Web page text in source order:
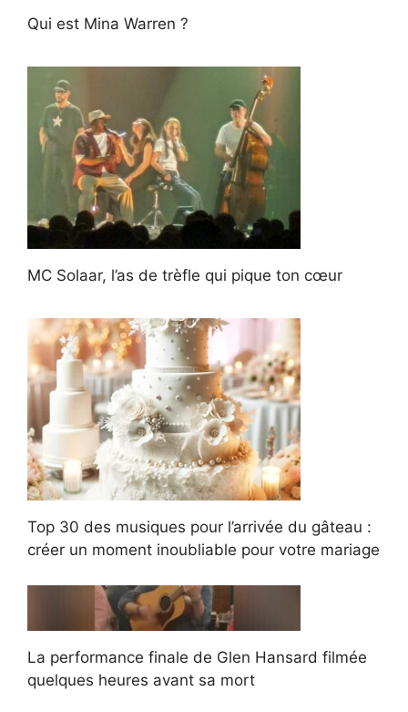
Qui est Mina Warren ?
MC Solaar, l’as de trèfle qui pique ton cœur
Top 30 des musiques pour l’arrivée du gâteau :
créer un moment inoubliable pour votre mariage
La performance finale de Glen Hansard filmée
quelques heures avant sa mort